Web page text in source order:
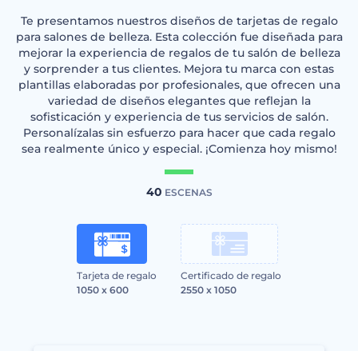
Te presentamos nuestros diseños de tarjetas de regalo
para salones de belleza. Esta colección fue diseñada para
mejorar la experiencia de regalos de tu salón de belleza
y sorprender a tus clientes. Mejora tu marca con estas
plantillas elaboradas por profesionales, que ofrecen una
variedad de diseños elegantes que reflejan la
sofisticación y experiencia de tus servicios de salón.
Personalízalas sin esfuerzo para hacer que cada regalo
sea realmente único y especial. ¡Comienza hoy mismo!
40 ESCENAS
Tarjeta de regalo
1050 x 600
Certificado de regalo
2550 x 1050